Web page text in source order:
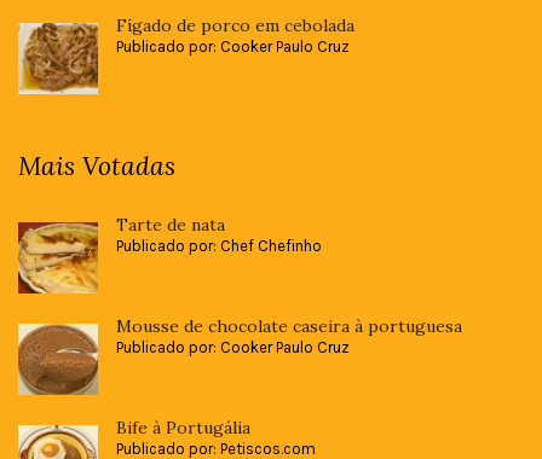
Fígado de porco em cebolada
Publicado por: Cooker Paulo Cruz
Mais Votadas
Tarte de nata
Publicado por: Chef Chefinho
Mousse de chocolate caseira à portuguesa
Publicado por: Cooker Paulo Cruz
Bife à Portugália
Publicado por: Petiscos.com